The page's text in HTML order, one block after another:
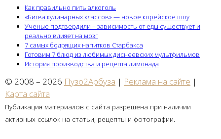
Как правильно пить алкоголь
«Битва кулинарных классов» — новое корейское шоу
Ученые подтвердили – зависимость от еды существует и
реально влияет на мозг
7 самых бодрящих напитков Старбакса
Готовим 7 блюд из любимых диснеевских мультфильмов
История производства и рецепта лимонада
© 2008 – 2026 Пузо2Арбуза | Реклама на сайте |
Карта сайта
Публикация материалов с сайта разрешена при наличии
активных ссылок на статьи, рецепты и фотографии.